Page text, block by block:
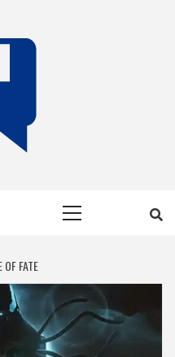
FATE